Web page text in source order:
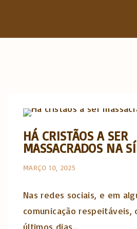
HÁ CRISTÃOS A SER
MASSACRADOS NA
MARÇO 10, 2025
Nas redes sociais, e em
comunicação respeitáveis,
últimos dias…